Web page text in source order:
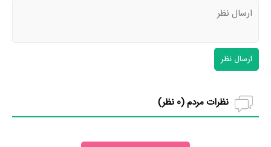
ارسال نظر
نظرات مردم (0 نظر)